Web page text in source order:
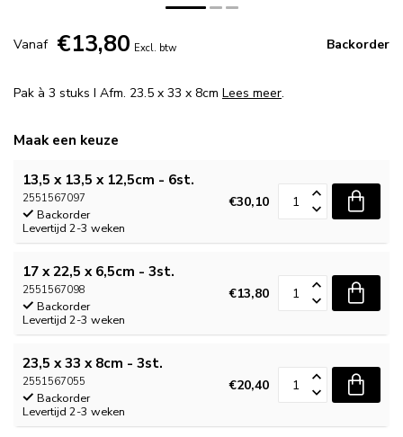
Vanaf €13,80 Excl. btw Backorder
Pak à 3 stuks I Afm. 23.5 x 33 x 8cm Lees meer.
Maak een keuze
13,5 x 13,5 x 12,5cm - 6st.
2551567097
Backorder
Levertijd 2-3 weken
€30,10
17 x 22,5 x 6,5cm - 3st.
2551567098
Backorder
Levertijd 2-3 weken
€13,80
23,5 x 33 x 8cm - 3st.
2551567055
Backorder
Levertijd 2-3 weken
€20,40